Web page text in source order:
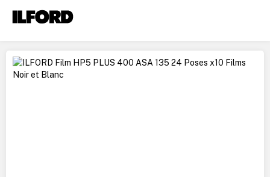
Ignorer la galerie d'images